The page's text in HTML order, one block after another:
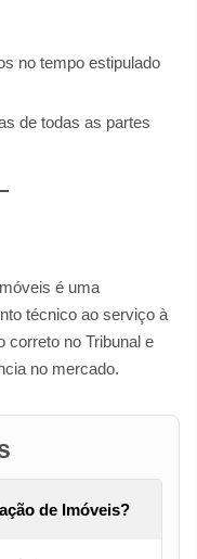
no tempo estipulado
de todas as partes
é uma
técnico ao serviço à
correto no Tribunal e
no mercado.
de Imóveis?